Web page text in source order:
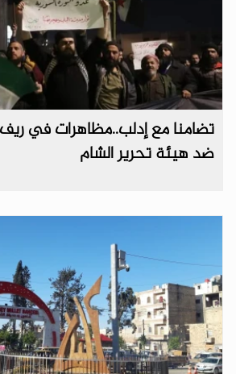
تضامنا مع إدلب..مظاهرات في
ضد هيئة تحرير الشام